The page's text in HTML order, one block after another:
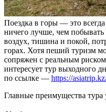
Поездка в горы — это
ничего лучше, чем
воздух, тишина и покой,
горах. Хотя пеший туризм
сопряжен с реальным
интересует тур выходного
по ссылке — https://
Главные преимущества